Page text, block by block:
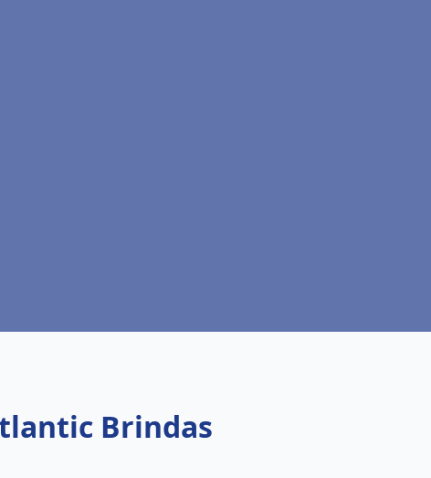
Brindas